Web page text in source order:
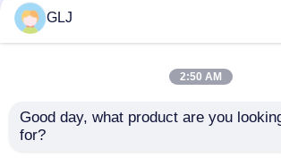
ニュース
水冷却と金属宝石CNC
GLJ
2:50 AM
Good day, what product are you
for?